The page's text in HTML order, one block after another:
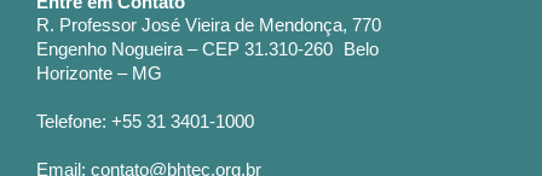
R. Professor José Vieira de Mendonça, 770
Engenho Nogueira – CEP 31.310-260 Belo
Horizonte – MG
Telefone: +55 31 3401-1000
Email: contato@bhtec.org.br